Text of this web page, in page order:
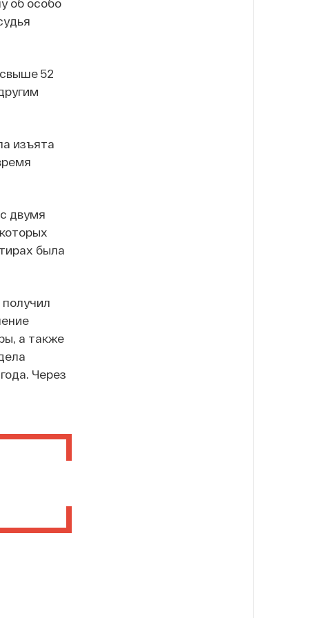
52
изъята
двумя
была
а также
Через